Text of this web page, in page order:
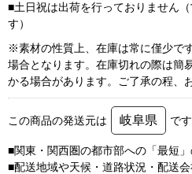
■土日祝は出荷を行っておりません
す）
※素材の性質上、在庫は常に僅少で
場合となります。在庫切れの際は簡
かる場合があります。ご了承の程、
この商品の発送元は 岐阜県 です
■関東・関西圏の都市部への「最短
■配送地域や天候・道路状況・配送